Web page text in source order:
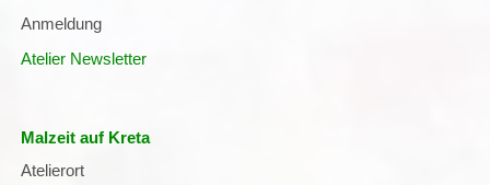
Anmeldung
Atelier Newsletter
Malzeit auf Kreta
Navigation
Atelierort